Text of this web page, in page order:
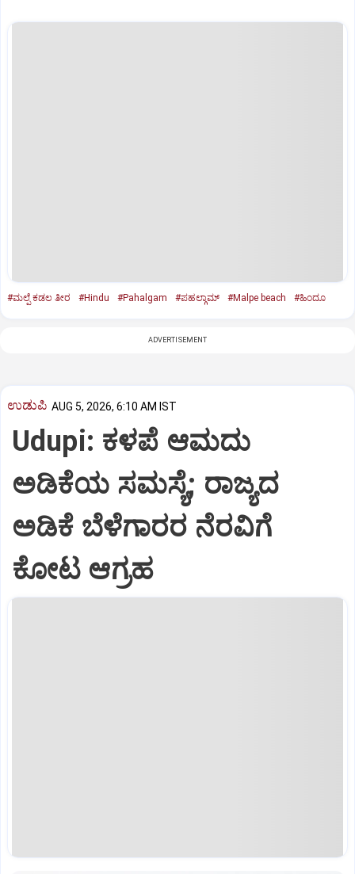
#ಮಲ್ಪೆ ಕಡಲ ತೀರ #Hindu #Pahalgam #ಪಹಲ್ಗಾಮ್‌ #Malpe beach #ಹಿಂದೂ
ADVERTISEMENT
ಉಡುಪಿ AUG 5, 2026, 6:10 AM IST
Udupi: ಕಳಪೆ ಆಮದು
ಅಡಿಕೆಯ ಸಮಸ್ಯೆ; ರಾಜ್ಯದ
ಅಡಿಕೆ ಬೆಳೆಗಾರರ ನೆರವಿಗೆ
ಕೋಟ ಆಗ್ರಹ